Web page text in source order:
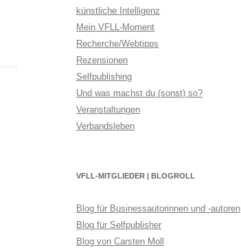
künstliche Intelligenz
Mein VFLL-Moment
Recherche/Webtipps
Rezensionen
Selfpublishing
Und was machst du (sonst) so?
Veranstaltungen
Verbandsleben
VFLL-MITGLIEDER | BLOGROLL
Blog für Businessautorinnen und -autoren
Blog für Selfpublisher
Blog von Carsten Moll